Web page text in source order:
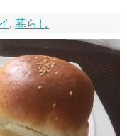
,暮らし